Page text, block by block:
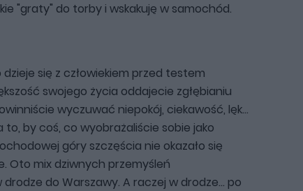
"graty" do torby i wskakuję w samochód.
się z człowiekiem przed testem
swojego życia oddajecie zgłębianiu
wyczuwać niepokój, ciekawość, lęk...
to, by coś, co wyobrażaliście sobie jako
góry szczęścia nie okazało się
Oto mix dziwnych przemyśleń
do Warszawy. A raczej w drodze... po